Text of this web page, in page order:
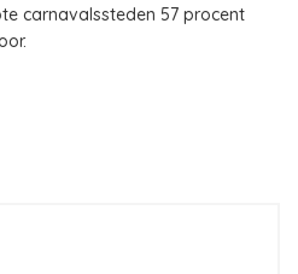
carnavalssteden 57 procent